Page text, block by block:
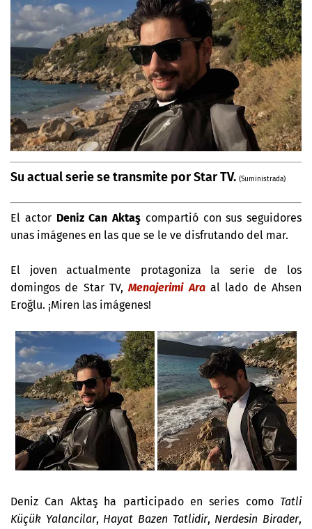
Su actual serie se transmite por Star TV. (Suministrada)
El actor Deniz Can Aktaş compartió con sus seguidores
unas imágenes en las que se le ve disfrutando del mar.
El joven actualmente protagoniza la serie de los
domingos de Star TV,Menajerimi Ara al lado de Ahsen
Eroğlu. ¡Miren las imágenes!
Deniz Can Aktaş ha participado en series como Tatli
Küçük Yalancilar, Hayat Bazen Tatlidir, Nerdesin Birader,